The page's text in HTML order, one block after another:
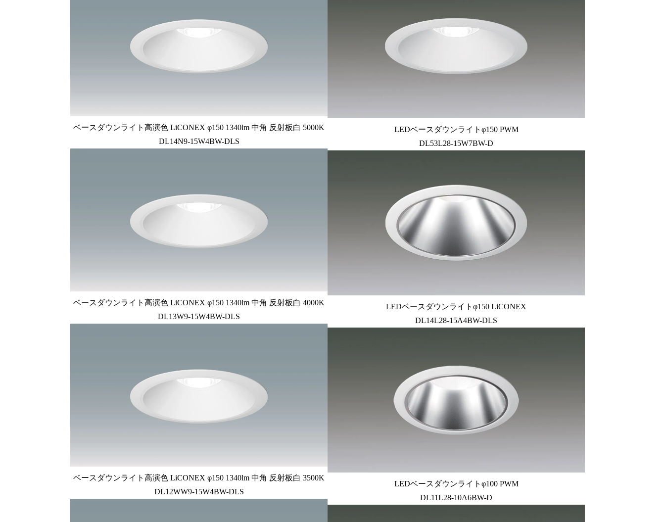
ベースダウンライト高演色 LiCONEX φ150 1340lm 中角 反射板白 5000K
DL14N9-15W4BW-DLS
ベースダウンライト高演色 LiCONEX φ150 1340lm 中角 反射板白 4000K
DL13W9-15W4BW-DLS
ベースダウンライト高演色 LiCONEX φ150 1340lm 中角 反射板白 3500K
DL12WW9-15W4BW-DLS
LEDベースダウンライトφ150 PWM
DL53L28-15W7BW-D
LEDベースダウンライトφ150 LiCONEX
DL14L28-15A4BW-DLS
LEDベースダウンライトφ100 PWM
DL11L28-10A6BW-D